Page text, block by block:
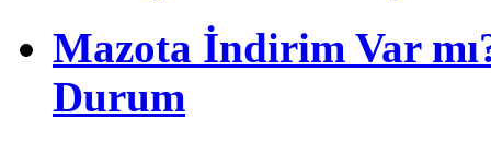
Mazota İndirim Var
Durum